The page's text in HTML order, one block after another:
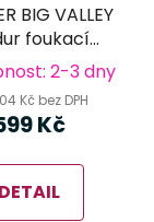
BIG VALLEY
foukací
2-3 dny
Kč bez DPH
Kč
DETAIL